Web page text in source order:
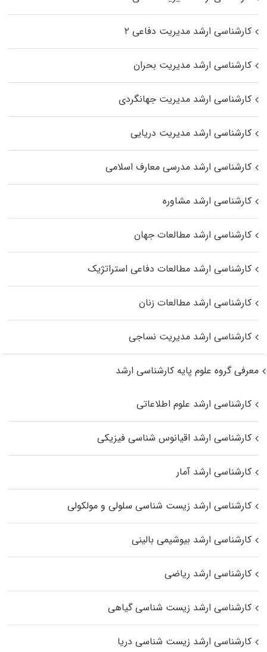
کارشناسی ارشد مدیریت دفاعی ۲
کارشناسی ارشد مدیریت بحران
کارشناسی ارشد مدیریت جهانگردی
کارشناسی ارشد مدیریت دریایی
کارشناسی ارشد مدرسی معارف اسلامی
کارشناسی ارشد مشاوره
کارشناسی ارشد مطالعات جهان
کارشناسی ارشد مطالعات دفاعی استراتژیک
کارشناسی ارشد مطالعات زنان
کارشناسی ارشد مدیریت نساجی
معرفی گروه علوم پایه کارشناسی ارشد
کارشناسی ارشد علوم اطلاعاتی
کارشناسی ارشد اقیانوس‌ شناسی فیزیکی
کارشناسی ارشد آمار
کارشناسی ارشد زیست شناسی سلولی و مولکولی
کارشناسی ارشد بیوشیمی بالینی
کارشناسی ارشد ریاضی
کارشناسی ارشد زیست‌ شناسی گیاهی
کارشناسی ارشد زیست‌ شناسی دریا